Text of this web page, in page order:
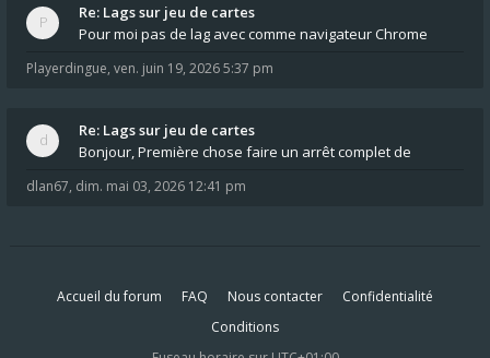
Re: Lags sur jeu de cartes
Pour moi pas de lag avec comme navigateur Chrome
Playerdingue, ven. juin 19, 2026 5:37 pm
Re: Lags sur jeu de cartes
Bonjour, Première chose faire un arrêt complet de
dlan67, dim. mai 03, 2026 12:41 pm
Accueil du forum FAQ Nous contacter
Confidentialité
Conditions